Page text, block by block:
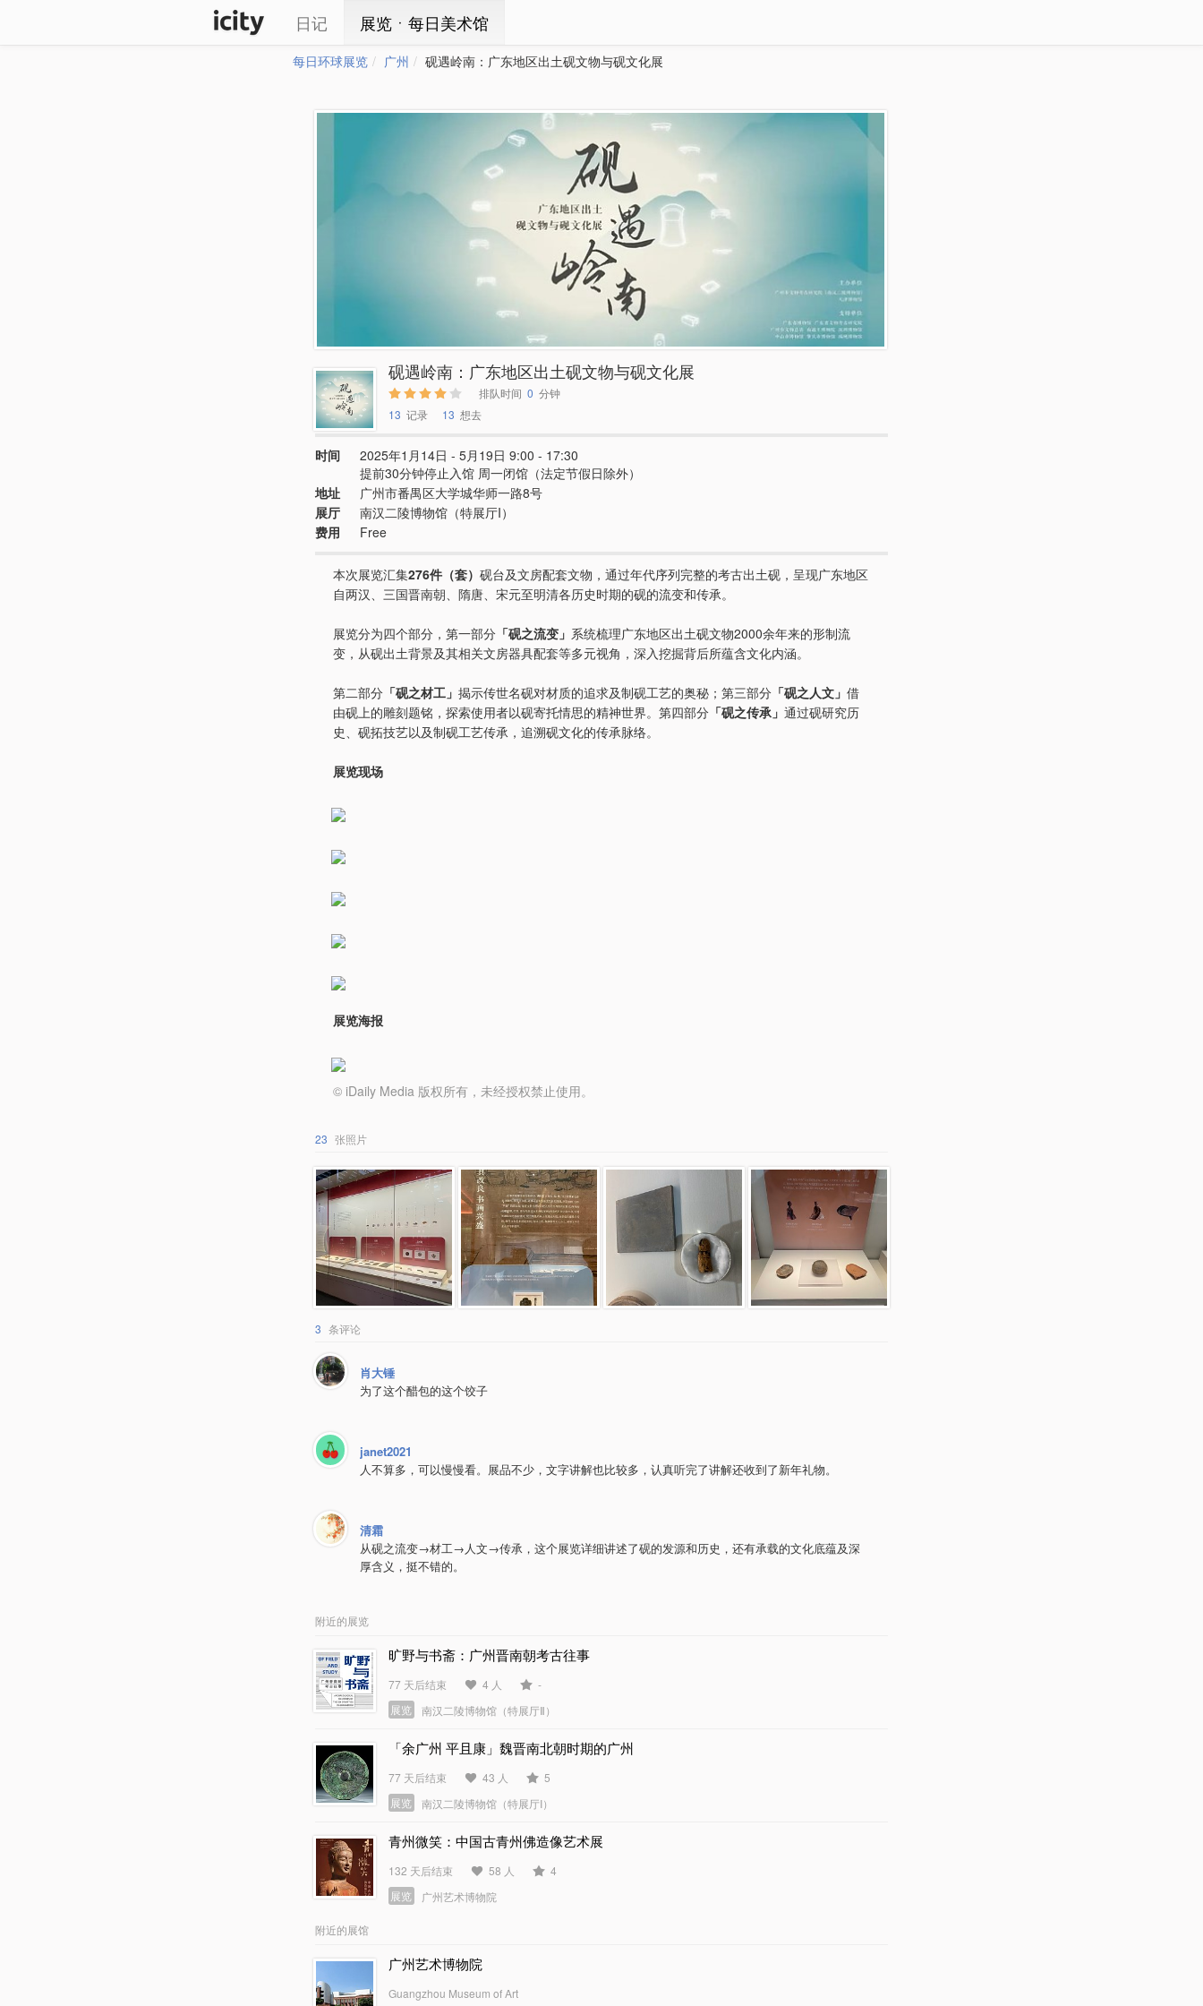
日记 展览ㆍ每日美术馆
每日环球展览 广州 砚遇岭南：广东地区出土砚文物与砚文化展
砚遇岭南：广东地区出土砚文物与砚文化展
排队时间 0 分钟
13 记录 13 想去
时间
2025年1月14日 - 5月19日 9:00 - 17:30
提前30分钟停止入馆 周一闭馆（法定节假日除外）
地址
广州市番禺区大学城华师一路8号
展厅
南汉二陵博物馆（特展厅I）
费用
Free
本次展览汇集276件（套） 砚台及文房配套文物，通过年代序列完整的考古出土砚，呈现广东地区
自两汉、三国晋南朝、隋唐、宋元至明清各历史时期的砚的流变和传承。
展览分为四个部分，第一部分 「砚之流变」 系统梳理广东地区出土砚文物2000余年来的形制流
变，从砚出土背景及其相关文房器具配套等多元视角，深入挖掘背后所蕴含文化内涵。
第二部分 「砚之材工」 揭示传世名砚对材质的追求及制砚工艺的奥秘；第三部分 「砚之人文」 借
由砚上的雕刻题铭，探索使用者以砚寄托情思的精神世界。第四部分 「砚之传承」 通过砚研究历
史、砚拓技艺以及制砚工艺传承，追溯砚文化的传承脉络。
展览现场
展览海报
© iDaily Media 版权所有，未经授权禁止使用。
23 张照片
3 条评论
肖大锤
为了这个醋包的这个饺子
janet2021
人不算多，可以慢慢看。展品不少，文字讲解也比较多，认真听完了讲解还收到了新年礼物。
清霜
从砚之流变→材工→人文→传承，这个展览详细讲述了砚的发源和历史，还有承载的文化底蕴及深
厚含义，挺不错的。
附近的展览
旷野与书斋：广州晋南朝考古往事
77 天后结束 4 人
-
展览
南汉二陵博物馆（特展厅Ⅱ）
「余广州 平且康」魏晋南北朝时期的广州
77 天后结束 43 人
5
展览
南汉二陵博物馆（特展厅I）
青州微笑：中国古青州佛造像艺术展
132 天后结束 58 人
4
展览
广州艺术博物院
附近的展馆
广州艺术博物院
Guangzhou Museum of Art